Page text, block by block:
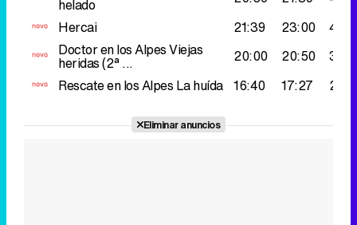
helado
Hercai
21:39 23:00
Doctor en los AlpesViejas
heridas (2ª ... 20:00 20:50
Rescate en los Alpes La huída 16:40 17:27
Eliminar anuncios